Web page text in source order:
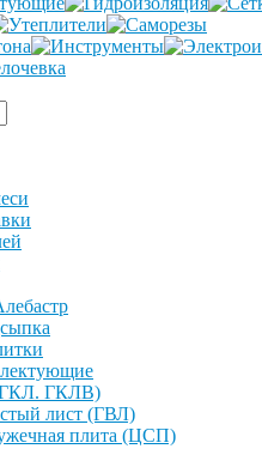
ГКЛВ)
лист (ГВЛ)
плита (ЦСП)